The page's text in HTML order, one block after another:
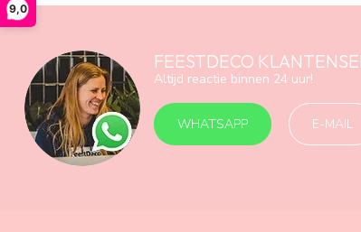
9,0
FEESTDECO
Altijd reactie binnen 24 uur!
WHATSAPP E-MAIL